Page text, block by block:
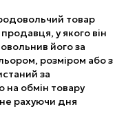
товар
у якого він
його за
розміром або з
за
на обмін товару
рахуючи дня